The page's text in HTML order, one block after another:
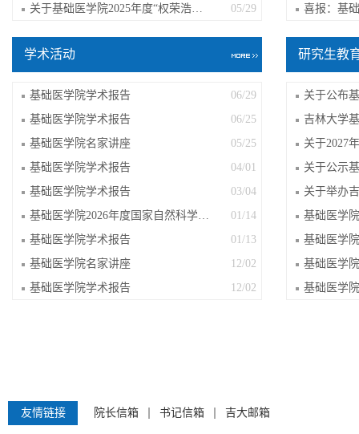
05/29
关于基础医学院2025年度“权荣浩优秀学...
学术活动
06/29
基础医学院学术报告
06/25
基础医学院学术报告
05/25
基础医学院名家讲座
04/01
基础医学院学术报告
03/04
基础医学院学术报告
01/14
基础医学院2026年度国家自然科学基金申...
01/13
基础医学院学术报告
12/02
基础医学院名家讲座
12/02
基础医学院学术报告
研究生教
友情链接 院长信箱 书记信箱 吉大邮箱